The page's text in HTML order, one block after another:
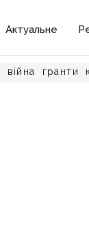
Актуальне
війна гранти